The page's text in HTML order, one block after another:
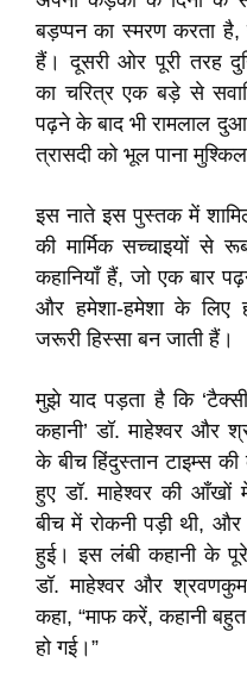
बड़प्पन का स्मरण करता
हैं। दूसरी ओर पूरी तरह
का चरित्र एक बड़े से
पढ़ने के बाद भी रामलाल
त्रासदी को भूल पाना
इस नाते इस पुस्तक में
की मार्मिक सच्चाइयों से
कहानियाँ हैं, जो एक बार
और हमेशा-हमेशा के
जरूरी हिस्सा बन जाती हैं।
मुझे याद पड़ता है कि
कहानी’ डॉ. माहेश्वर और
के बीच हिंदुस्तान टाइम्स
हुए डॉ. माहेश्वर की
बीच में रोकनी पड़ी थी,
हुई। इस लंबी कहानी के
डॉ. माहेश्वर और
कहा, “माफ करें, कहानी
हो गई।”